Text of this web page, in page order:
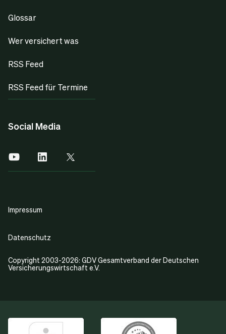
Glossar
Wer versichert was
RSS Feed
RSS Feed für Termine
Social Media
Copyright 2003-2026: GDV Gesamtverband der Deutschen
Versicherungswirtschaft e.V.
Impressum
Datenschutz